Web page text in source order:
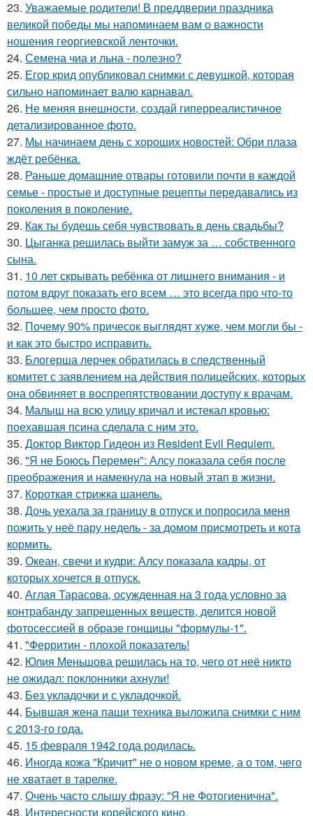
23. Уважаемые родители! В преддверии праздника
великой победы мы напоминаем вам о важности
ношения георгиевской ленточки.
24. Семена чиа и льна - полезно?
25. Егор крид опубликовал снимки с девушкой, которая
сильно напоминает валю карнавал.
26. Не меняя внешности, создай гиперреалистичное
детализированное фото.
27. Мы начинаем день с хороших новостей: Обри плаза
ждёт ребёнка.
28. Раньше домашние отвары готовили почти в каждой
семье - простые и доступные рецепты передавались из
поколения в поколение.
29. Как ты будешь себя чувствовать в день свадьбы?
30. Цыганка решилась выйти замуж за … собственного
сына.
31. 10 лет скрывать ребёнка от лишнего внимания - и
потом вдруг показать его всем … это всегда про что-то
большее, чем просто фото.
32. Почему 90% причесок выглядят хуже, чем могли бы -
и как это быстро исправить.
33. Блогерша лерчек обратилась в следственный
комитет с заявлением на действия полицейских, которых
она обвиняет в воспрепятствовании доступу к врачам.
34. Малыш на всю улицу кричал и истекал кровью:
поехавшая псина сделала с ним это.
35. Доктор Виктор Гидеон из Resident Evil Requiem.
36. "Я не Боюсь Перемен": Алсу показала себя после
преображения и намекнула на новый этап в жизни.
37. Короткая стрижка шанель.
38. Дочь уехала за границу в отпуск и попросила меня
пожить у неё пару недель - за домом присмотреть и кота
кормить.
39. Океан, свечи и кудри: Алсу показала кадры, от
которых хочется в отпуск.
40. Аглая Тарасова, осужденная на 3 года условно за
контрабанду запрещенных веществ, делится новой
фотосессией в образе гонщицы "формулы-1".
41. "Ферритин - плохой показатель!
42. Юлия Меньшова решилась на то, чего от неё никто
не ожидал: поклонники ахнули!
43. Без укладочки и с укладочкой.
44. Бывшая жена паши техника выложила снимки с ним
с 2013-го года.
45. 15 февраля 1942 года родилась.
46. Иногда кожа "Кричит" не о новом креме, а о том, чего
не хватает в тарелке.
47. Очень часто слышу фразу: "Я не Фотогиенична".
48. Интересности корейского кино.